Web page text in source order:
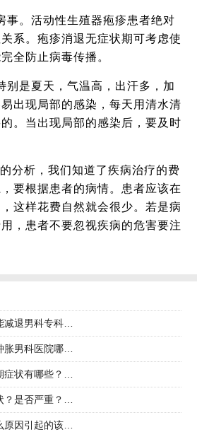
事。活动性生殖器疱疹患者绝对
系。疱疹消退无症状期可考虑使
全防止病毒传播。
别是夏天，气温高，出汗多，加
易出现局部的感染，每天用清水清
。当出现局部的感染后，要及时
分析，我们知道了疾病治疗的费
要根据患者的病情。患者应该在
这样花费自然就会很少。若是病
，患者不要忽视疾病的危害要注
2026年中医调理哪家好
哪家正规收费合理透明
治疗方法与日常预防指南
严重？会自己好吗
引起的该如何治疗